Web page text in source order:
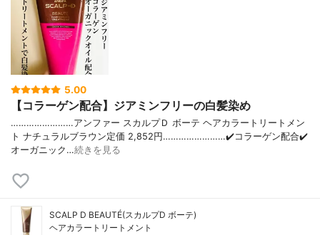
5.00
【コラーゲン配合】ジアミンフリーの白髪染め
……………………アンファー スカルプＤ ボーテ ヘアカラートリートメン
ト ナチュラルブラウン定価 2,852円……………………✔️コラーゲン配合✔️
オーガニック…続きを見る
SCALP D BEAUTÉ(スカルプD ボーテ)
ヘアカラートリートメント